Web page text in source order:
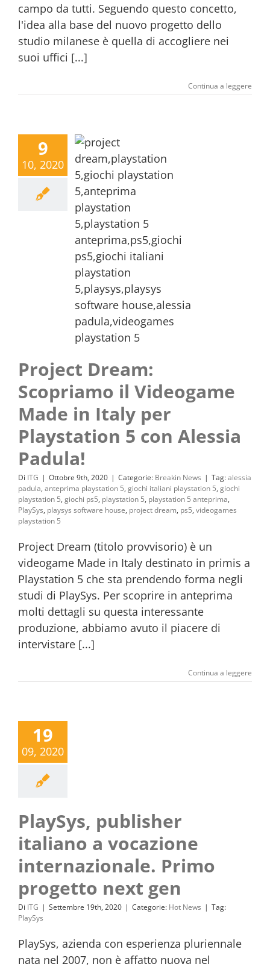
campo da tutti. Seguendo questo concetto,
l'idea alla base del nuovo progetto dello
studio milanese è quella di accogliere nei
suoi uffici [...]
Continua a leggere
9
10, 2020
Project Dream:
Scopriamo il Videogame
Made in Italy per
Playstation 5 con Alessia
Padula!
Di ITG | Ottobre 9th, 2020 | Categorie: Breakin News | Tag:alessia
padula, anteprima playstation 5, giochi italiani playstation 5, giochi
playstation 5, giochi ps5, playstation 5, playstation 5 anteprima,
PlaySys, playsys software house, project dream, ps5, videogames
playstation 5
Project Dream (titolo provvisorio) è un
videogame Made in Italy destinato in primis a
Playstation 5 che sta prendendo forma negli
studi di PlaySys. Per scoprire in anteprima
molti dettagli su questa interessante
produzione, abbiamo avuto il piacere di
intervistare [...]
Continua a leggere
19
09, 2020
PlaySys, publisher
italiano a vocazione
internazionale. Primo
progetto next gen
Di ITG | Settembre 19th, 2020 | Categorie: Hot News | Tag:
PlaySys
PlaySys, azienda con esperienza pluriennale
nata nel 2007, non è affatto nuova nel